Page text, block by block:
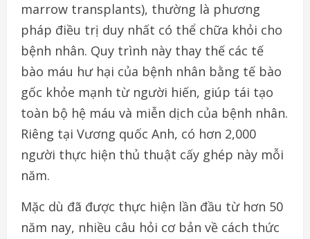
marrow transplants), thường là phương
pháp điều trị duy nhất có thể chữa khỏi cho
bệnh nhân. Quy trình này thay thế các tế
bào máu hư hại của bệnh nhân bằng tế bào
gốc khỏe mạnh từ người hiến, giúp tái tạo
toàn bộ hệ máu và miễn dịch của bệnh nhân.
Riêng tại Vương quốc Anh, có hơn 2,000
người thực hiện thủ thuật cấy ghép này mỗi
năm.
Mặc dù đã được thực hiện lần đầu từ hơn 50
năm nay, nhiều câu hỏi cơ bản về cách thức